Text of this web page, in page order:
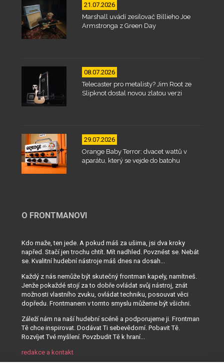
21.07.2026
Marshall uvádí zesilovač Billieho Joe
Armstronga z Green Day
08.07.2026
Telecaster pro metalisty? Jim Root ze
Slipknot dostal novou zlatou verzi
29.07.2026
Orange Baby Terror: dvacet wattů v
aparátu, který se vejde do batohu
O FRONTMANOVI
Kdo maže, ten jede. A pokud máš za ušima, jsi dva kroky
napřed. Stačí jen trochu chtít. Mít nadhled. Povznést se. Nebát
se. Kvalitní hudební nástroje máš dnes na dosah...
Každý z nás nemůže být skutečný frontman kapely, namítneš.
Jenže pokaždé stojí za to dobře ovládat svůj nástroj, znát
možnosti vlastního zvuku, ovládat techniku, posouvat věci
dopředu. Frontmanem v tomto smyslu můžeme být všichni.
Záleží nám na naší hudební scéně a podporujeme ji. Frontman
Tě chce inspirovat. Dodávat Ti sebevědomí. Pobavit Tě.
Rozvíjet Tvé myšlení. Povzbudit Tě k hraní...
redakce a kontakt